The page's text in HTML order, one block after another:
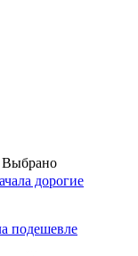
Выбрано
дорогие
подешевле